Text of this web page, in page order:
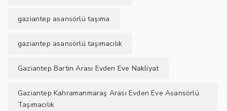
gaziantep asansörlü taşıma
gaziantep asansörlü taşımacılık
Gaziantep Bartın Arası Evden Eve Nakliyat
Gaziantep Kahramanmaraş Arası Evden Eve Asansörlü
Taşımacılık